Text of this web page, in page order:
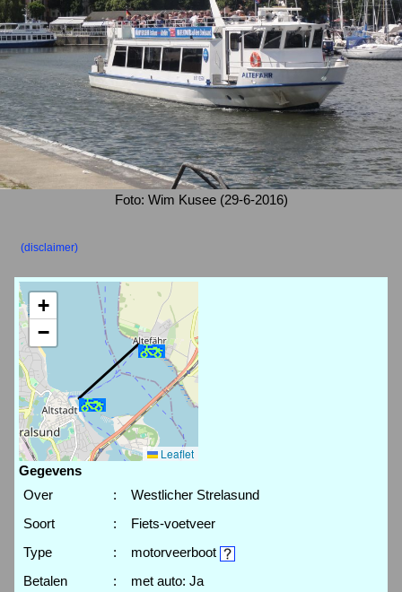
Foto: Wim Kusee (29-6-2016)
(disclaimer)
+
−
Leaflet
Gegevens
Over
:
Westlicher Strelasund
Soort
:
Fiets-voetveer
Type
:
motorveerboot
Betalen
:
met auto: Ja